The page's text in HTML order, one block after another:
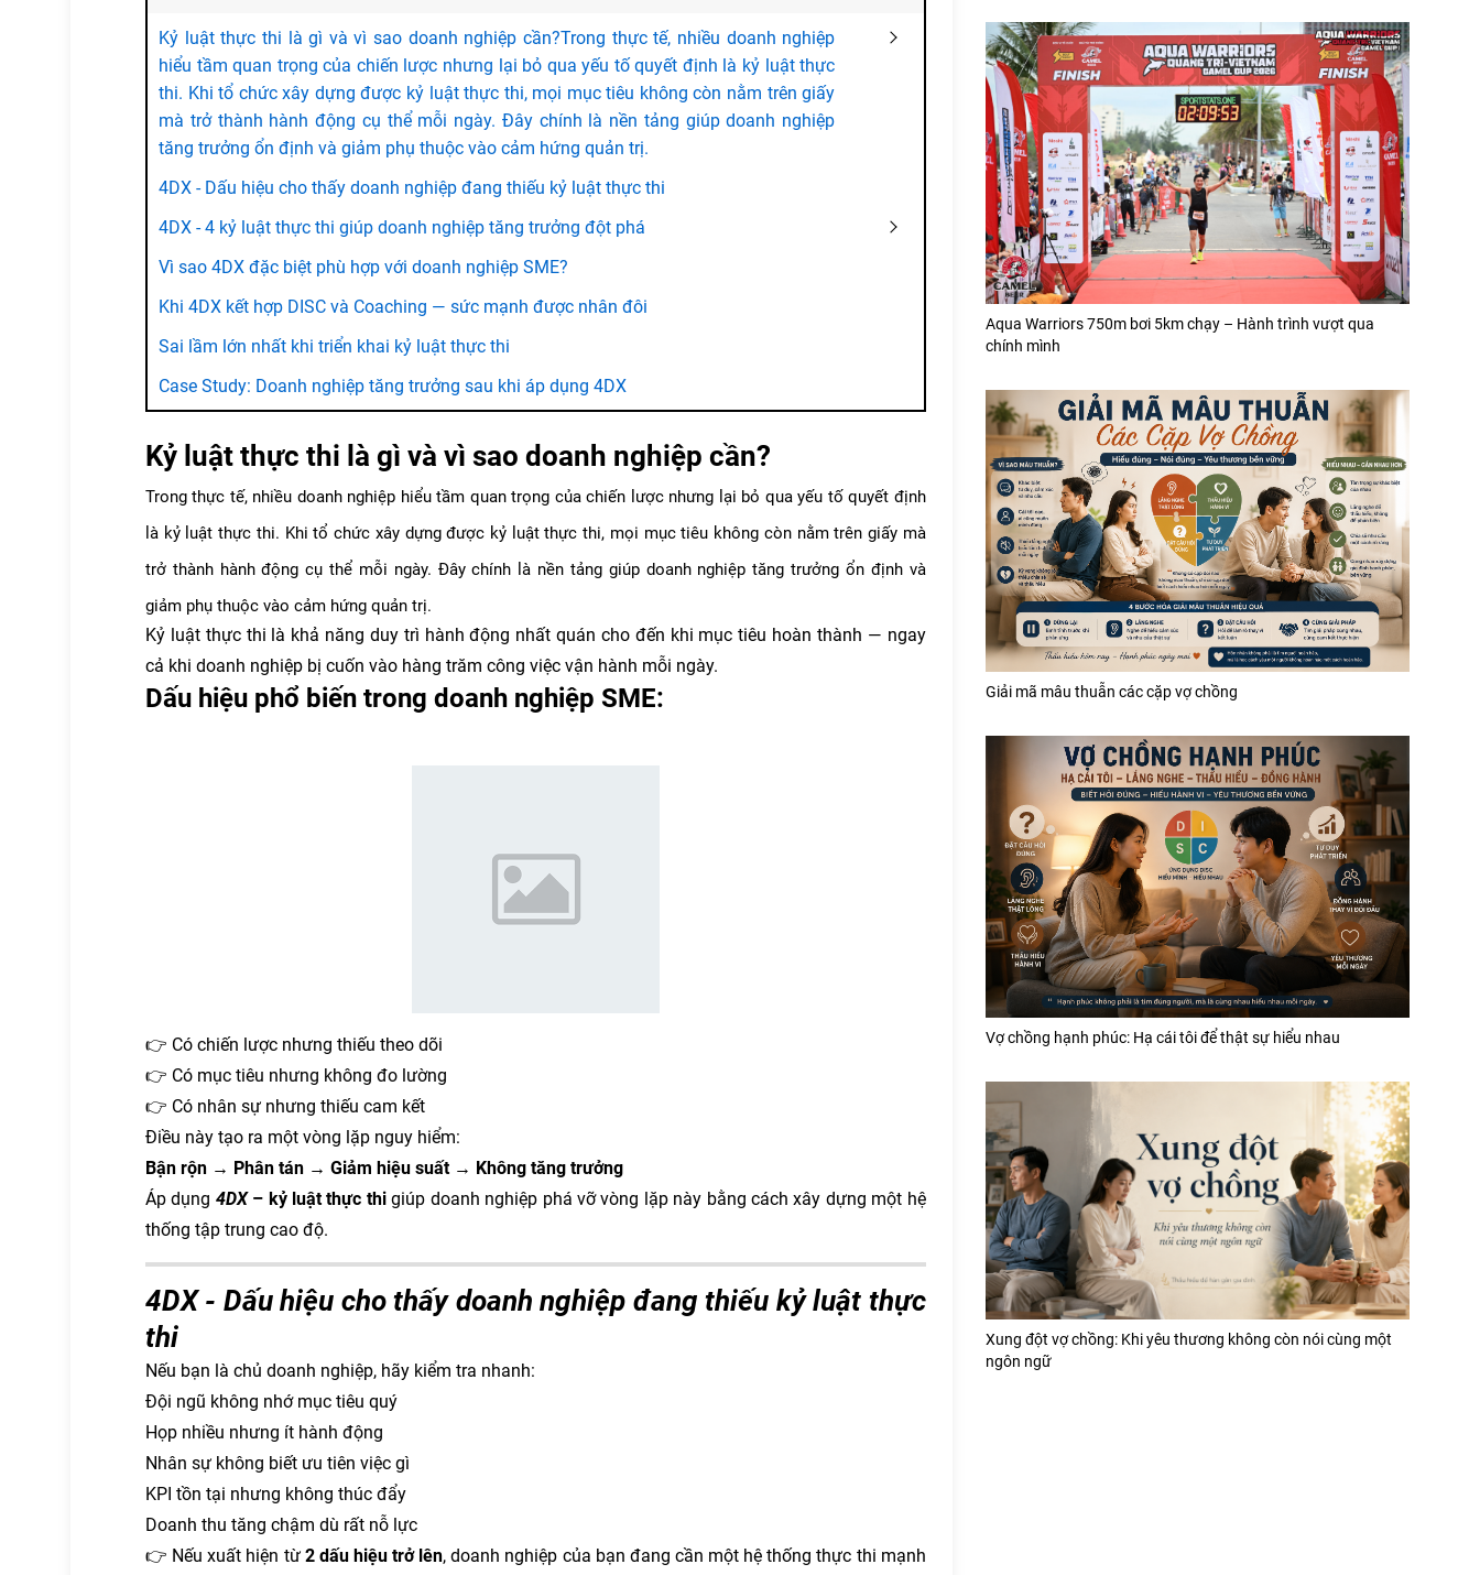
Kỷ luật thực thi là gì và vì sao doanh nghiệp cần?Trong thực tế, nhiều doanh nghiệp
hiểu tầm quan trọng của chiến lược nhưng lại bỏ qua yếu tố quyết định là kỷ luật thực
thi. Khi tổ chức xây dựng được kỷ luật thực thi, mọi mục tiêu không còn nằm trên giấy
mà trở thành hành động cụ thể mỗi ngày. Đây chính là nền tảng giúp doanh nghiệp
tăng trưởng ổn định và giảm phụ thuộc vào cảm hứng quản trị.
4DX - Dấu hiệu cho thấy doanh nghiệp đang thiếu kỷ luật thực thi
4DX - 4 kỷ luật thực thi giúp doanh nghiệp tăng trưởng đột phá
Vì sao 4DX đặc biệt phù hợp với doanh nghiệp SME?
Khi 4DX kết hợp DISC và Coaching — sức mạnh được nhân đôi
Sai lầm lớn nhất khi triển khai kỷ luật thực thi
Case Study: Doanh nghiệp tăng trưởng sau khi áp dụng 4DX
Kỷ luật thực thi là gì và vì sao doanh nghiệp cần?
Trong thực tế, nhiều doanh nghiệp hiểu tầm quan trọng của chiến lược nhưng lại bỏ qua yếu tố quyết định
là kỷ luật thực thi. Khi tổ chức xây dựng được kỷ luật thực thi, mọi mục tiêu không còn nằm trên giấy mà
trở thành hành động cụ thể mỗi ngày. Đây chính là nền tảng giúp doanh nghiệp tăng trưởng ổn định và
giảm phụ thuộc vào cảm hứng quản trị.
Kỷ luật thực thi là khả năng duy trì hành động nhất quán cho đến khi mục tiêu hoàn thành — ngay
cả khi doanh nghiệp bị cuốn vào hàng trăm công việc vận hành mỗi ngày.
Dấu hiệu phổ biến trong doanh nghiệp SME:
👉 Có chiến lược nhưng thiếu theo dõi
👉 Có mục tiêu nhưng không đo lường
👉 Có nhân sự nhưng thiếu cam kết
Điều này tạo ra một vòng lặp nguy hiểm:
Bận rộn → Phân tán → Giảm hiệu suất → Không tăng trưởng
Áp dụng 4DX– kỷ luật thực thigiúp doanh nghiệp phá vỡ vòng lặp này bằng cách xây dựng một hệ
thống tập trung cao độ.
4DX - Dấu hiệu cho thấy doanh nghiệp đang thiếu kỷ luật thực
thi
Nếu bạn là chủ doanh nghiệp, hãy kiểm tra nhanh:
Đội ngũ không nhớ mục tiêu quý
Họp nhiều nhưng ít hành động
Nhân sự không biết ưu tiên việc gì
KPI tồn tại nhưng không thúc đẩy
Doanh thu tăng chậm dù rất nỗ lực
👉 Nếu xuất hiện từ 2 dấu hiệu trở lên, doanh nghiệp của bạn đang cần một hệ thống thực thi mạnh
Aqua Warriors 750m bơi 5km chạy – Hành trình vượt qua
chính mình
Giải mã mâu thuẫn các cặp vợ chồng
Vợ chồng hạnh phúc: Hạ cái tôi để thật sự hiểu nhau
Xung đột vợ chồng: Khi yêu thương không còn nói cùng một
ngôn ngữ